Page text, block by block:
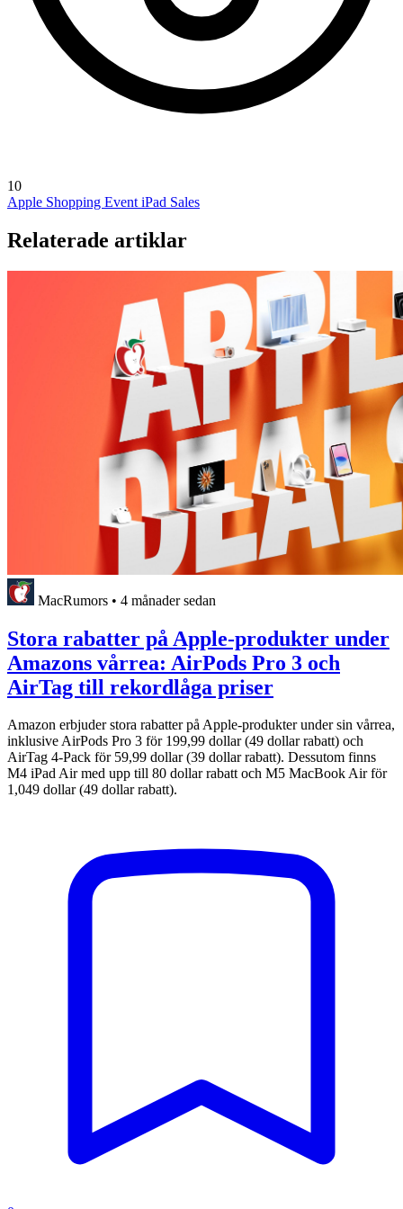
10
Apple Shopping Event iPad Sales
Relaterade artiklar
MacRumors • 4 månader sedan
Stora rabatter på Apple-produkter under
Amazons vårrea: AirPods Pro 3 och
AirTag till rekordlåga priser
Amazon erbjuder stora rabatter på Apple-produkter under sin vårrea,
inklusive AirPods Pro 3 för 199,99 dollar (49 dollar rabatt) och
AirTag 4-Pack för 59,99 dollar (39 dollar rabatt). Dessutom finns
M4 iPad Air med upp till 80 dollar rabatt och M5 MacBook Air för
1,049 dollar (49 dollar rabatt).